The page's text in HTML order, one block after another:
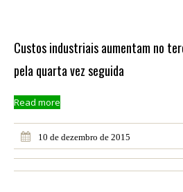
Custos industriais aumentam no
pela quarta vez seguida
Read more
10 de dezembro de 2015